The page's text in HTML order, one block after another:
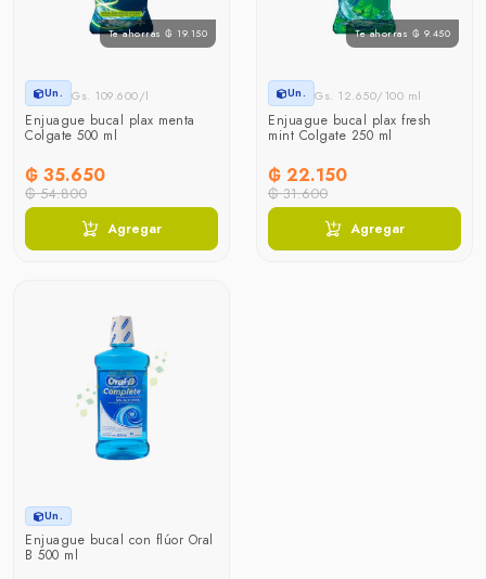
Te ahorras ₲ 19.150
Un. Gs. 109.600/l
Enjuague bucal plax menta
Colgate 500 ml
₲ 35.650
₲ 54.800
Agregar
Te ahorras ₲ 9.450
Un. Gs. 12.650/100 ml
Enjuague bucal plax fresh
mint Colgate 250 ml
₲ 22.150
₲ 31.600
Agregar
Un.
Enjuague bucal con flúor Oral
B 500 ml